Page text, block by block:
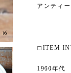
16
アンティ
◻︎ITEM
1960年代